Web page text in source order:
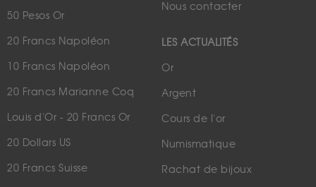
50 Pesos Or
20 Francs Napoléon
10 Francs Napoléon
20 Francs Marianne Coq
Louis d'Or - 20 Francs Or
20 Dollars US
20 Francs Suisse
Nous contacter
LES ACTUALITÉS
Or
Argent
Cours de l'or
Numismatique
Rachat de bijoux